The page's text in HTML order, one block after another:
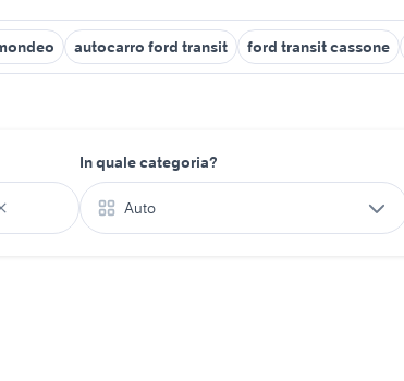
autocarro ford transit ford transit cassone
In quale categoria?
Auto